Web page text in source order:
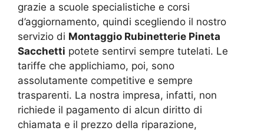
grazie a scuole specialistiche e corsi
d’aggiornamento, quindi scegliendo il nostro
servizio di Montaggio Rubinetterie Pineta
Sacchetti potete sentirvi sempre tutelati. Le
tariffe che applichiamo, poi, sono
assolutamente competitive e sempre
trasparenti. La nostra impresa, infatti, non
richiede il pagamento di alcun diritto di
chiamata e il prezzo della riparazione,